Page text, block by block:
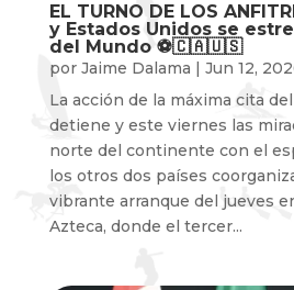
EL TURNO DE LOS
y Estados Unidos se
del Mundo ⚽️🇨🇦🇺🇸
por Jaime Dalama | Jun 12,
La acción de la máxima cita
detiene y este viernes las
norte del continente con el
los otros dos países
vibrante arranque del jueves
Azteca, donde el tercer...